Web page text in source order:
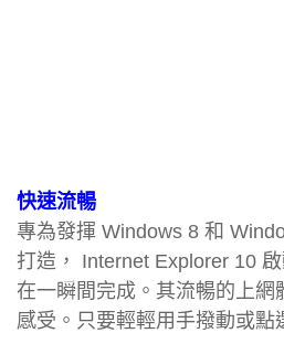
快速流暢
專為發揮 Windows 8 和
打造， Internet Explorer 10
在一瞬間完成。其流暢的上網
感受。只要輕輕用手撥動或點